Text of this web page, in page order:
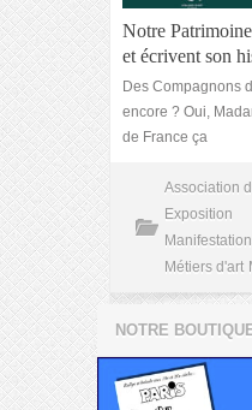
Notre
et écrivent son
Des Compagnons
encore ? Oui,
de France ça
Association
Exposition
Métiers d'art
NOTRE